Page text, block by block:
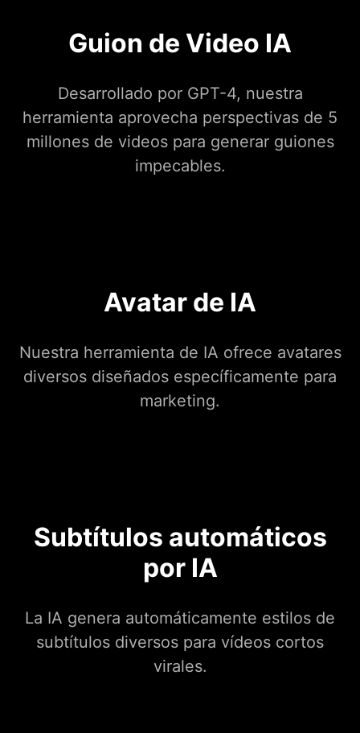
Guion de Video IA
Desarrollado por GPT-4, nuestra
herramienta aprovecha perspectivas de 5
millones de videos para generar guiones
impecables.
Avatar de IA
Nuestra herramienta de IA ofrece avatares
diversos diseñados específicamente para
marketing.
Subtítulos automáticos
por IA
La IA genera automáticamente estilos de
subtítulos diversos para vídeos cortos
virales.